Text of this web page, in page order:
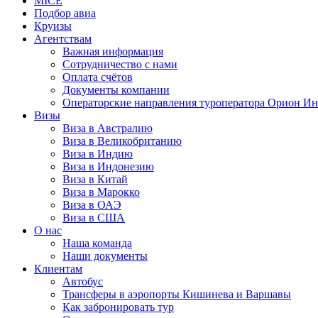
Подбор авиа
Круизы
Агентствам
Важная информация
Сотрудничество с нами
Оплата счётов
Документы компании
Операторские направления туроператора Орион
Визы
Виза в Австралию
Виза в Великобританию
Виза в Индию
Виза в Индонезию
Виза в Китай
Виза в Марокко
Виза в ОАЭ
Виза в США
О нас
Наша команда
Наши документы
Клиентам
Автобус
Трансферы в аэропорты Кишинева и Варшавы
Как забронировать тур